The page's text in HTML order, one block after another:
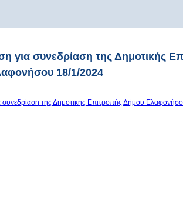
για συνεδρίαση της Δημοτικής
18/1/2024
συνεδρίαση της Δημοτικής Επιτροπής Δήμου